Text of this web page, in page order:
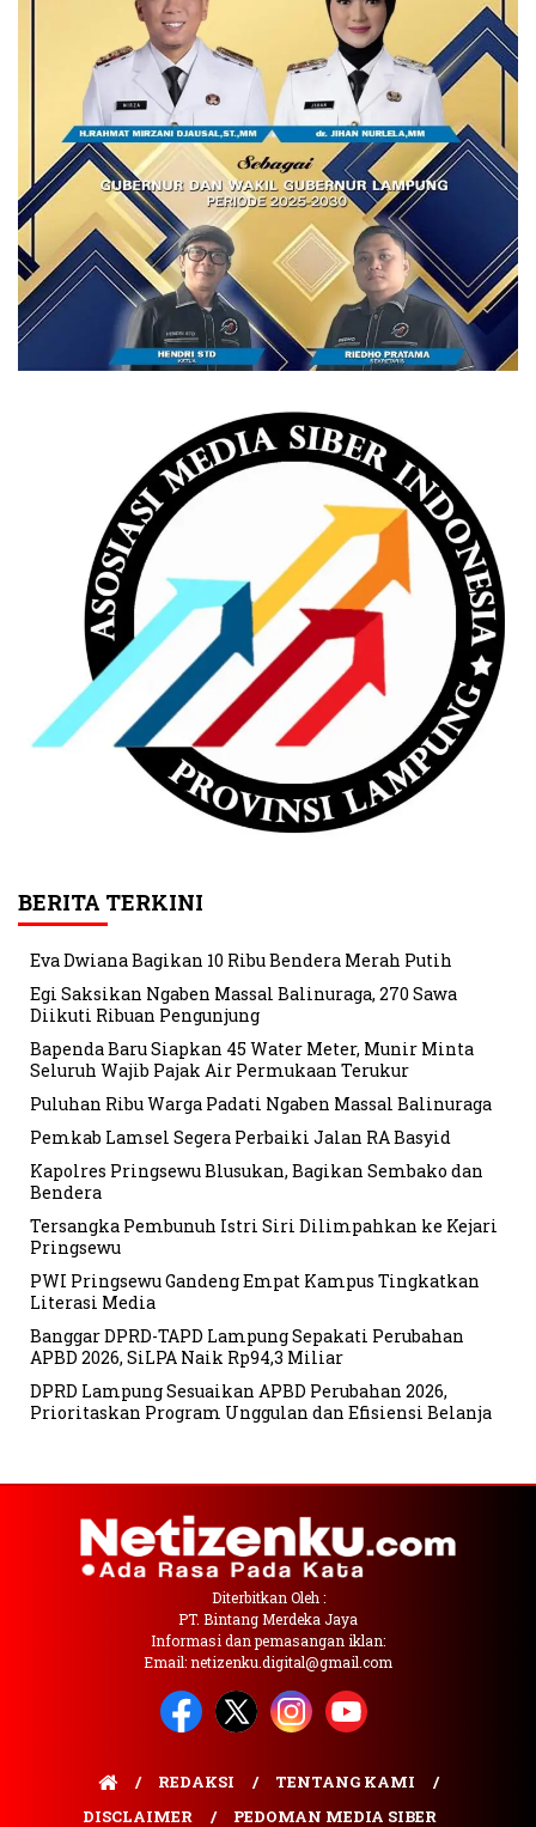
BERITA TERKINI
Eva Dwiana Bagikan 10 Ribu Bendera Merah Putih
Egi Saksikan Ngaben Massal Balinuraga, 270 Sawa
Diikuti Ribuan Pengunjung
Bapenda Baru Siapkan 45 Water Meter, Munir Minta
Seluruh Wajib Pajak Air Permukaan Terukur
Puluhan Ribu Warga Padati Ngaben Massal Balinuraga
Pemkab Lamsel Segera Perbaiki Jalan RA Basyid
Kapolres Pringsewu Blusukan, Bagikan Sembako dan
Bendera
Tersangka Pembunuh Istri Siri Dilimpahkan ke Kejari
Pringsewu
PWI Pringsewu Gandeng Empat Kampus Tingkatkan
Literasi Media
Banggar DPRD-TAPD Lampung Sepakati Perubahan
APBD 2026, SiLPA Naik Rp94,3 Miliar
DPRD Lampung Sesuaikan APBD Perubahan 2026,
Prioritaskan Program Unggulan dan Efisiensi Belanja
Diterbitkan Oleh :
PT. Bintang Merdeka Jaya
Informasi dan pemasangan iklan:
Email: netizenku.digital@gmail.com
REDAKSI
TENTANG KAMI
DISCLAIMER
PEDOMAN MEDIA SIBER